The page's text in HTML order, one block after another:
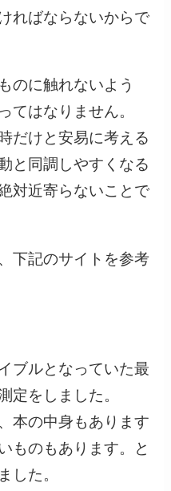
ればならないからで
のに触れないよう
てはなりません。
だけと安易に考える
と同調しやすくなる
対近寄らないことで
下記のサイトを参考
ブルとなっていた最
定をしました。
本の中身もあります
ものもあります。と
した。